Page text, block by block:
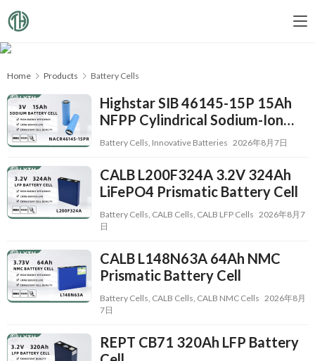
Home Products Battery Cells
Highstar SIB 46145-15P 15Ah
NFPP Cylindrical Sodium-Ion
Battery Cell
Battery Cells, Innovative Batteries 2026年8月7日
CALB L200F324A 3.2V 324Ah
LiFePO4 Prismatic Battery Cell
Battery Cells, CALB Cells, CALB LFP Cells 2026年8月7
日
CALB L148N63A 64Ah NMC
Prismatic Battery Cell
Battery Cells, CALB Cells, CALB NMC Cells 2026年8月
7日
REPT CB71 320Ah LFP Battery